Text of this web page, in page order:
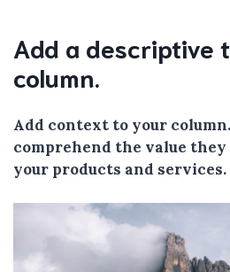
Add a descriptive
column.
Add context to your
comprehend the value
your products and services.